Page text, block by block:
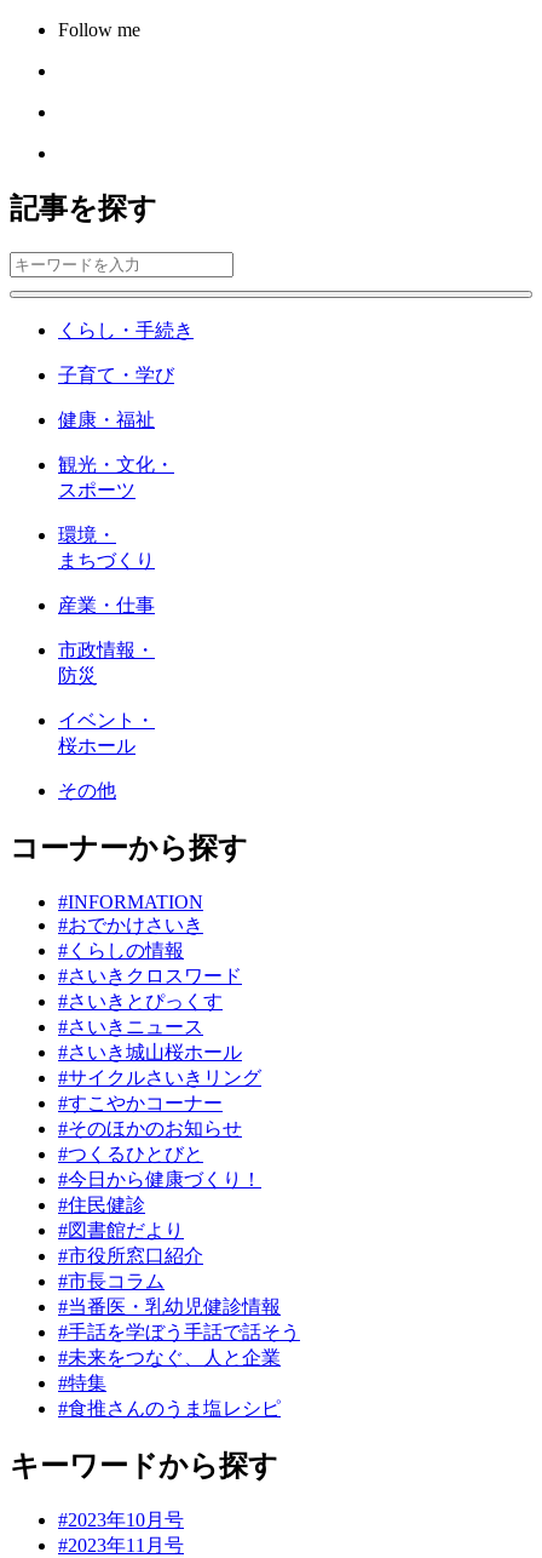
Follow me
記事を探す
くらし・手続き
子育て・学び
健康・福祉
観光・文化・
スポーツ
環境・
まちづくり
産業・仕事
市政情報・
防災
イベント・
桜ホール
その他
コーナーから探す
#INFORMATION
#おでかけさいき
#くらしの情報
#さいきクロスワード
#さいきとぴっくす
#さいきニュース
#さいき城山桜ホール
#サイクルさいきリング
#すこやかコーナー
#そのほかのお知らせ
#つくるひとびと
#今日から健康づくり！
#住民健診
#図書館だより
#市役所窓口紹介
#市長コラム
#当番医・乳幼児健診情報
#手話を学ぼう手話で話そう
#未来をつなぐ、人と企業
#特集
#食推さんのうま塩レシピ
キーワードから探す
#2023年10月号
#2023年11月号